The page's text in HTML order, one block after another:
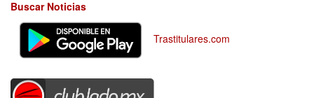
Buscar Noticias
Trastitulares.com